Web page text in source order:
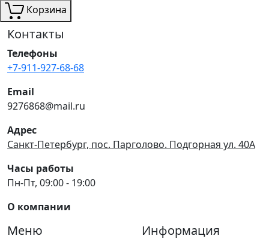
Корзина
Контакты
Телефоны
+7-911-927-68-68
Email
9276868@mail.ru
Адрес
Санкт-Петербург, пос. Парголово. Подгорная ул. 40А
Часы работы
Пн-Пт, 09:00 - 19:00
О компании
Меню Информация